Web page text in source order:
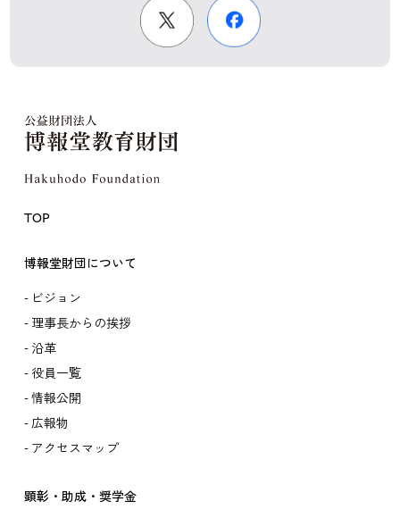
TOP
博報堂財団について
ビジョン
理事長からの挨拶
沿革
役員一覧
情報公開
広報物
アクセスマップ
顕彰・助成・奨学金